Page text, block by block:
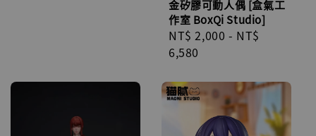
金矽膠可動人偶 [盒氣工
作室 BoxQi Studio]
Regular
price
NT$ 2,000 - NT$
6,580